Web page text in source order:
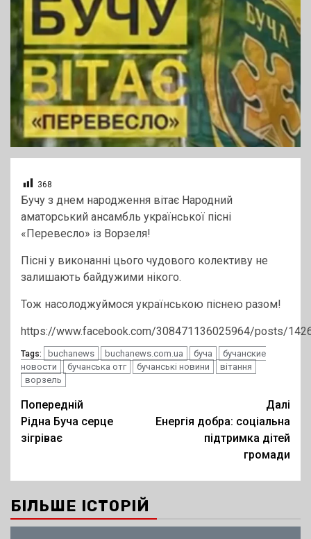
368
Бучу з днем народження вітає Народний
аматорський ансамбль української пісні
«Перевесло» із Ворзеля!
Пісні у виконанні цього чудового колективу не
залишають байдужими нікого.
Тож насолоджуймося українською піснею разом!
https://www.facebook.com/308471136025964/posts/
Tags: buchanews buchanews.com.ua буча
бучанские
новости
бучанська отг бучанські новини
вітання
ворзель
Post
navigation
Попередній
Рідна Буча серце
зігріває
Далі
Енергія добра: соціальна
підтримка дітей
громади
БІЛЬШЕ ІСТОРІЙ